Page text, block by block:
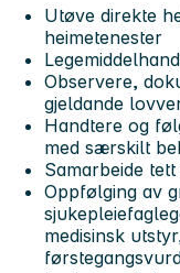
Utøve direkte
heimetenester
Observere,
gjeldande
Handtere og
med særskilt
Samarbeide
Oppfølging av
medisinsk